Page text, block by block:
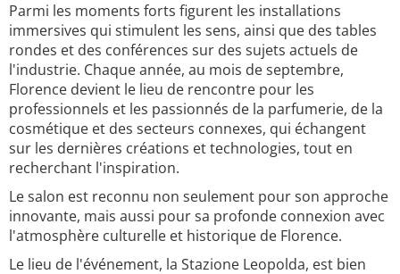
Parmi les moments forts figurent les installations
immersives qui stimulent les sens, ainsi que des tables
rondes et des conférences sur des sujets actuels de
l'industrie. Chaque année, au mois de septembre,
Florence devient le lieu de rencontre pour les
professionnels et les passionnés de la parfumerie, de la
cosmétique et des secteurs connexes, qui échangent
sur les dernières créations et technologies, tout en
recherchant l'inspiration.
Le salon est reconnu non seulement pour son approche
innovante, mais aussi pour sa profonde connexion avec
l'atmosphère culturelle et historique de Florence.
Le lieu de l'événement, la Stazione Leopolda, est bien